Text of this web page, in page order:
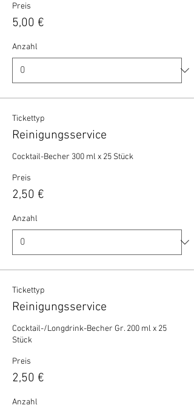
Preis
5,00 €
Anzahl
Tickettyp
Reinigungsservice
Cocktail-Becher 300 ml x 25 Stück
Preis
2,50 €
Anzahl
Tickettyp
Reinigungsservice
Cocktail-/Longdrink-Becher Gr. 200 ml x 25
Stück
Preis
2,50 €
Anzahl